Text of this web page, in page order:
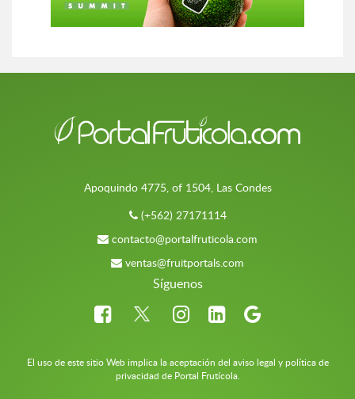
Apoquindo 4775, of 1504, Las Condes
(+562) 27171114
contacto@portalfruticola.com
ventas@fruitportals.com
Síguenos
El uso de este sitio Web implica la aceptación del aviso legal y política de
privacidad de Portal Frutícola.